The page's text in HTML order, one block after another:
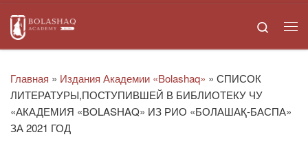
Skip to content Search
Главная » Издания Академии «Bolashaq» » СПИСОК
ЛИТЕРАТУРЫ,ПОСТУПИВШЕЙ В БИБЛИОТЕКУ ЧУ
«АКАДЕМИЯ «ВOLASHAQ» ИЗ РИО «БОЛАШАҚ-БАСПА»
ЗА 2021 ГОД